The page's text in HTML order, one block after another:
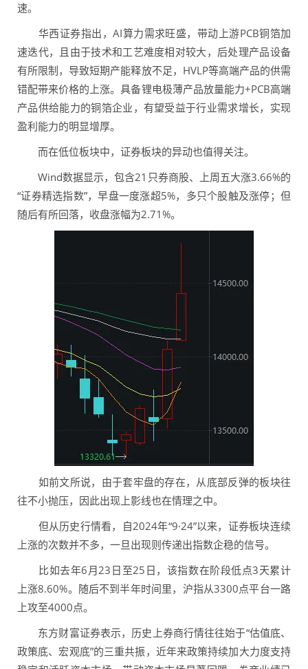
速。
华西证券指出，AI算力需求旺盛，带动上游PCB铜箔加
速迭代，且由于技术和工艺难度相对较大，后处理产品设备
有所限制，导致短期产能释放不足，HVLP等高端产品的供需
错配带来价格的上涨。具备锂电极薄产品放量能力+PCB高端
产品供给能力的铜箔企业，有望受益于行业需求增长，实现
盈利能力的明显增厚。
而在低位板块中，证券板块的异动也值得关注。
Wind数据显示，包含21只券商股、上周五大涨3.66%的
“证券精选指数”，早盘一度涨超5%，多只个股触及涨停；但
随后有所回落，收盘涨幅为2.71%。
如前文所说，由于套牢盘的存在，从底部反弹的板块往
往不小抛压，因此出现上影线也在情理之中。
但从历史行情看，自2024年“9·24”以来，证券板块连续
上涨的次数并不多，一旦出现则传递出指数企稳的信号。
比如去年6月23日至25日，该指数在阶段低点3天累计
上涨8.60%。随后不到半年时间里，沪指从3300点平台一路
上攻至4000点。
东方财富证券表示，历史上券商行情往往始于“估值底、
政策底、宏观底”的三重共振，近年来政策持续加大力度支持